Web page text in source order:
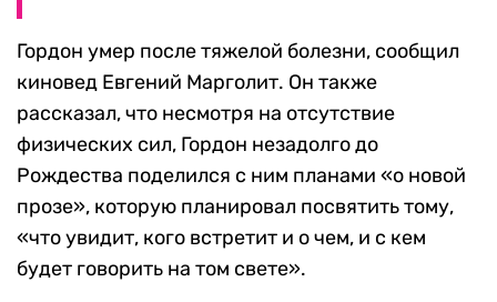
Гордон умер после тяжелой болезни, сообщил
киновед Евгений Марголит. Он также
рассказал, что несмотря на отсутствие
физических сил, Гордон незадолго до
Рождества поделился с ним планами «о новой
прозе», которую планировал посвятить тому,
«что увидит, кого встретит и о чем, и с кем
будет говорить на том свете».